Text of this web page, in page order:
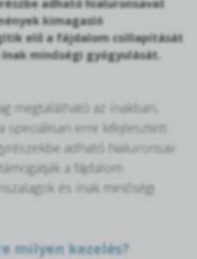
adható hialuronsavat
kimagasló
elő a fájdalom csillapítását
minőségi gyógyulását.
megtalálható az ínakban,
speciálisan erre kifejlesztett
adható hialuronsav
a fájdalom
és ínak minőségi
milyen kezelés?